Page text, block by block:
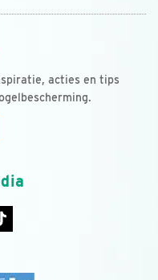
acties en tips